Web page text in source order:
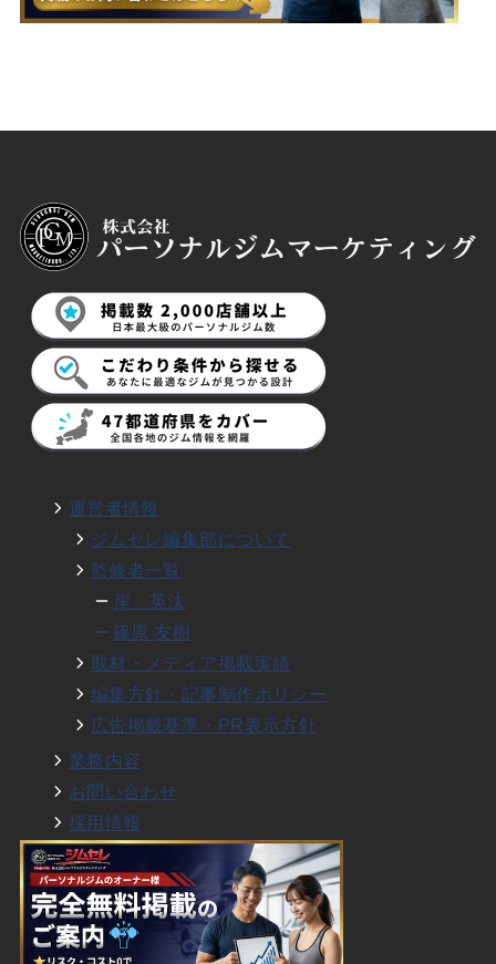
運営者情報
ジムセレ編集部について
監修者一覧
岸 英汰
篠原 友樹
取材・メディア掲載実績
編集方針・記事制作ポリシー
広告掲載基準・PR表示方針
業務内容
お問い合わせ
採用情報